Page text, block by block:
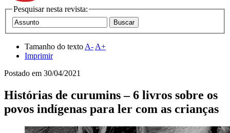
Pesquisar nesta revista:
Tamanho do texto A- A+
Imprimir
Postado em 30/04/2021
Histórias de curumins – 6 livros sobre os
povos indígenas para ler com as crianças